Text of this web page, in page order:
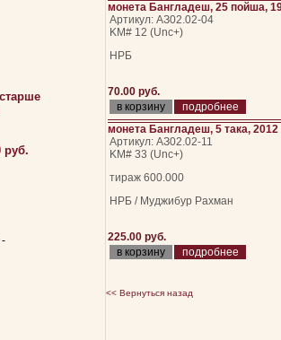
руб.
-
монета Бангладеш, 25 пойша,
Артикул: АЗ02.02-04
KM# 12 (Unc+)
НРБ
70.00 руб.
подробнее
монета Бангладеш, 5 така, 2012
Артикул: АЗ02.02-11
KM# 33 (Unc+)
тираж 600.000
НРБ / Муджибур Рахман
225.00 руб.
подробнее
<< Вернуться назад